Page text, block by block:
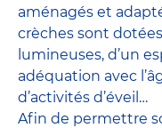
aménagés et
crèches sont
lumineuses, d’un
adéquation avec
d’activités d’éveil…
Afin de permettre